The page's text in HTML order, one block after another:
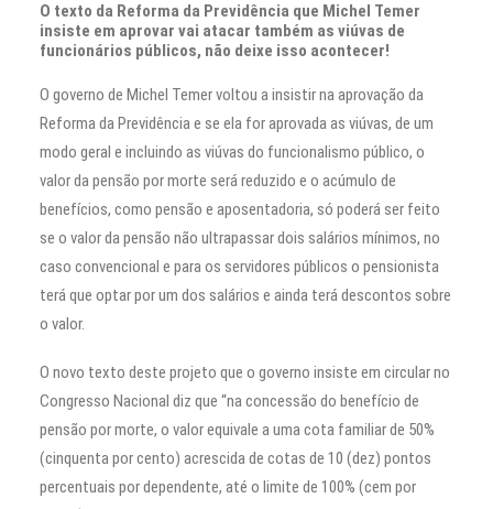
O texto da Reforma da Previdência que Michel Temer
insiste em aprovar vai atacar também as viúvas de
funcionários públicos, não deixe isso acontecer!
O governo de Michel Temer voltou a insistir na aprovação da
Reforma da Previdência e se ela for aprovada as viúvas, de um
modo geral e incluindo as viúvas do funcionalismo público, o
valor da pensão por morte será reduzido e o acúmulo de
benefícios, como pensão e aposentadoria, só poderá ser feito
se o valor da pensão não ultrapassar dois salários mínimos, no
caso convencional e para os servidores públicos o pensionista
terá que optar por um dos salários e ainda terá descontos sobre
o valor.
O novo texto deste projeto que o governo insiste em circular no
Congresso Nacional diz que “na concessão do benefício de
pensão por morte, o valor equivale a uma cota familiar de 50%
(cinquenta por cento) acrescida de cotas de 10 (dez) pontos
percentuais por dependente, até o limite de 100% (cem por